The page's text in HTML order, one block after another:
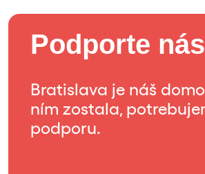
Podporte nás
Bratislava je náš
ním zostala,
podporu.